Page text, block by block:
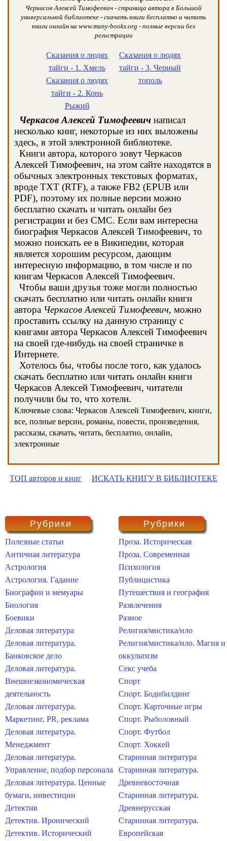
Черкасов Алексей Тимофеевич - страница автора в Большой
универсальной библиотеке - скачать книги бесплатно и читать
книги онлайн на www.many-books.org - полные версии без
регистрации
Сказания о людях
тайги - 1. Хмель
Сказания о людях
тайги - 2. Конь
Рыжий
Сказания о людях
тайги - 3. Черный
тополь
Черкасов Алексей Тимофеевич написал
несколько книг, некоторые из них выложены
здесь, в этой электронной библиотеке.
Книги автора, которого зовут Черкасов
Алексей Тимофеевич, на этом сайте находятся в
обычных электронных текстовых форматах,
вроде TXT (RTF), а также FB2 (EPUB или
PDF), поэтому их полные версии можно
бесплатно скачать и читать онлайн без
регистрации и без СМС. Если вам интересна
биография Черкасов Алексей Тимофеевич, то
можно поискать ее в Википедии, которая
является хорошим ресурсом, дающим
интересную информацию, в том числе и по
книгам Черкасов Алексей Тимофеевич.
Чтобы ваши друзья тоже могли полностью
скачать бесплатно или читать онлайн книги
автора Черкасов Алексей Тимофеевич, можно
проставить ссылку на данную страницу с
книгами автора Черкасов Алексей Тимофеевич
на своей где-нибудь на своей страничке в
Интернете.
Хотелось бы, чтобы после того, как удалось
скачать бесплатно или читать онлайн книги
Черкасов Алексей Тимофеевич, читатели
получили бы то, что хотели.
Ключевые слова: Черкасов Алексей Тимофеевич, книги,
все, полные версии, романы, повести, произведения,
рассказы, скачать, читать, бесплатно, онлайн,
электронные
ТОП авторов и книг ИСКАТЬ КНИГУ В БИБЛИОТЕКЕ
Рубрики
Полезные статьи
Античная литература
Астрология
Астрология. Гадание
Биографии и мемуары
Биология
Боевики
Деловая литература
Деловая литература.
Банковское дело
Деловая литература.
Внешнеэкономическая
деятельность
Деловая литература.
Маркетинг, PR, реклама
Деловая литература.
Менеджмент
Деловая литература.
Управление, подбор персонала
Деловая литература. Ценные
бумаги, инвестиции
Детектив
Детектив. Иронический
Детектив. Исторический
Рубрики
Проза. Историческая
Проза. Современная
Психология
Публицистика
Путешествия и география
Развлечения
Разное
Религия/мистика/нло
Религия/мистика/нло. Магия и
оккультизм
Секс учеба
Спорт
Спорт. Бодибилдинг
Спорт. Карточные игры
Спорт. Рыболовный
Спорт. Футбол
Спорт. Хоккей
Старинная литература
Старинная литература.
Древневосточная
Старинная литература.
Древнерусская
Старинная литература.
Европейская